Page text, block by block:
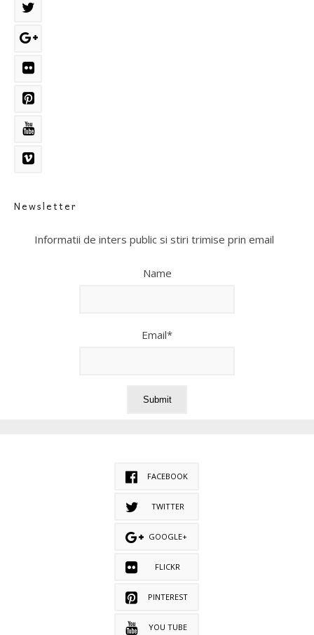
Newsletter
Informatii de inters public si stiri trimise prin email
Name
Email*
FACEBOOK
TWITTER
GOOGLE+
FLICKR
PINTEREST
YOU TUBE